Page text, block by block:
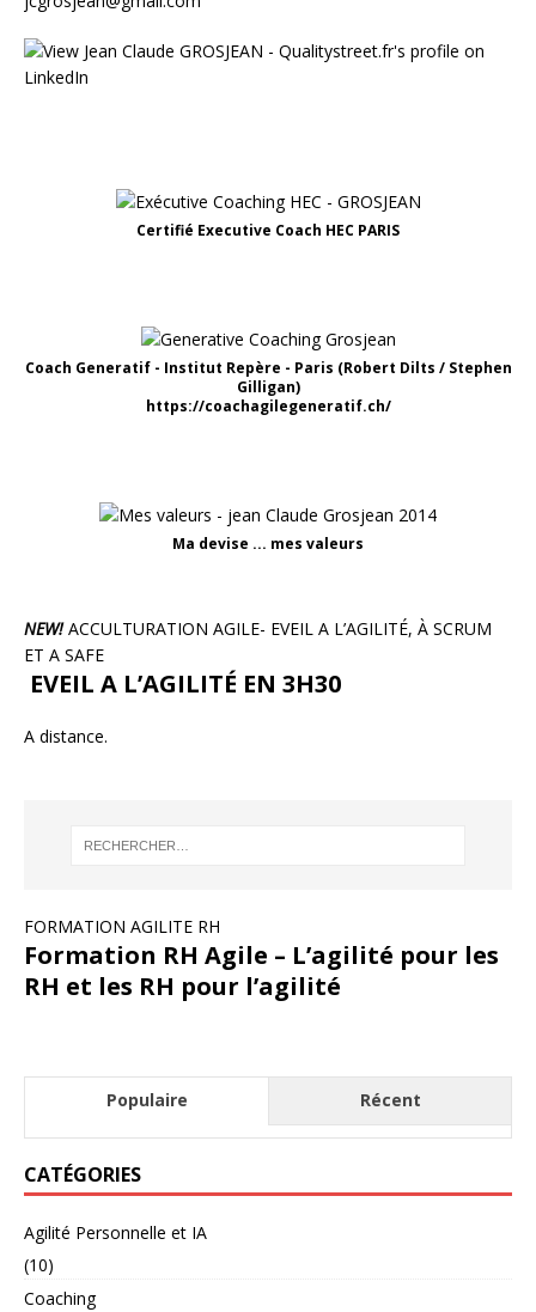
Certifié Executive Coach HEC PARIS
Coach Generatif - Institut Repère - Paris (Robert Dilts / Stephen
Gilligan)
https://coachagilegeneratif.ch/
Ma devise ... mes valeurs
NEW!ACCULTURATION AGILE- EVEIL A L’AGILITÉ, À SCRUM
ET A SAFE
EVEIL A L’AGILITÉ EN 3H30
A distance.
FORMATION AGILITE RH
Formation RH Agile – L’agilité pour les
RH et les RH pour l’agilité
Populaire Récent
CATÉGORIES
Agilité Personnelle et IA
(10)
Coaching